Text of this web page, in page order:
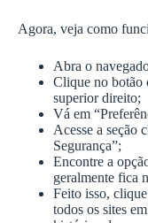
Agora, veja como
Abra o
Clique no botão
superior direito;
Vá em
Acesse a seção
Segurança”;
Encontre a
geralmente fica
Feito isso,
todos os sites